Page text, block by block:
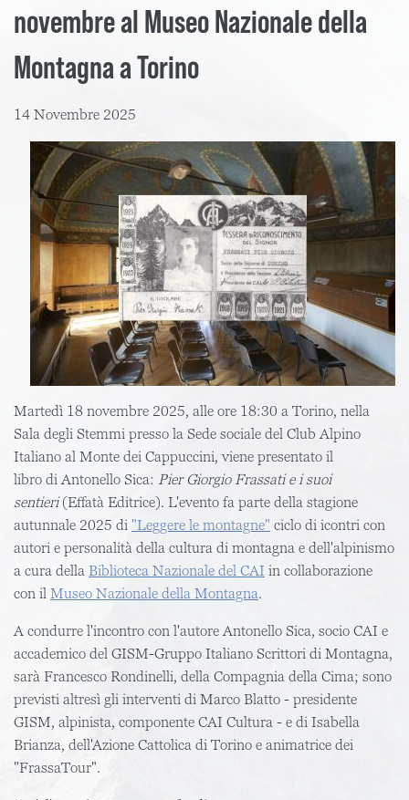
novembre al Museo Nazionale della
Montagna a Torino
14 Novembre 2025
Martedì 18 novembre 2025, alle ore 18:30 a Torino, nella
Sala degli Stemmi presso la Sede sociale del Club Alpino
Italiano al Monte dei Cappuccini, viene presentato il
libro di Antonello Sica: Pier Giorgio Frassati e i suoi
sentieri(Effatà Editrice). L'evento fa parte della stagione
autunnale 2025 di "Leggere le montagne" ciclo di icontri con
autori e personalità della cultura di montagna e dell'alpinismo
a cura della Biblioteca Nazionale del CAI in collaborazione
con il Museo Nazionale della Montagna.
A condurre l'incontro con l'autoreAntonello Sica, socio CAI e
accademico del GISM-Gruppo Italiano Scrittori di Montagna,
sarà Francesco Rondinelli, della Compagnia della Cima; sono
previsti altresì gli interventi di Marco Blatto - presidente
GISM, alpinista, componente CAI Cultura - e di Isabella
Brianza, dell'Azione Cattolica di Torino e animatrice dei
"FrassaTour".